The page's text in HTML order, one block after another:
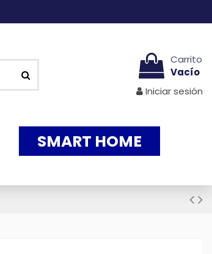
Carrito
Vacío
Iniciar sesión
SMART HOME